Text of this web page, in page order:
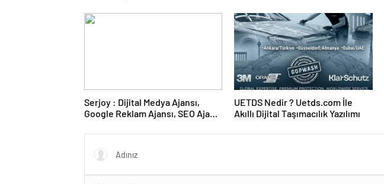
Serjoy : Dijital Medya Ajansı,
Google Reklam Ajansı, SEO Ajansı
UETDS Nedir ? Uetds.com İle
Akıllı Dijital Taşımacılık Yazılımı